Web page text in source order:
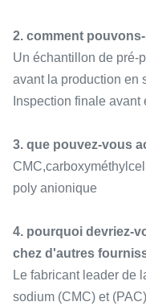
2. comment
Un échantillon de pré-
avant la production en
Inspection finale avant
3. que pouvez-vous
poly anionique
4. pourquoi devriez-
chez d'autres
Le fabricant leader de
sodium (CMC) et